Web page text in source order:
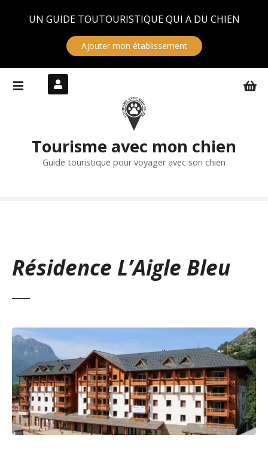
UN GUIDE TOUTOURISTIQUE QUI A DU CHIEN
Ajouter mon établissement
Tourisme avec mon chien
Guide touristique pour voyager avec son chien
Résidence L’Aigle Bleu